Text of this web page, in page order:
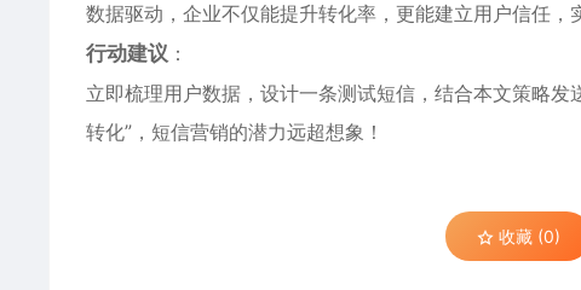
数据驱动，企业不仅能提升转化率，更能建立用户信任，
行动建议 ：
立即梳理用户数据，设计一条测试短信，结合本文策略
转化”，短信营销的潜力远超想象！
收藏 (0)